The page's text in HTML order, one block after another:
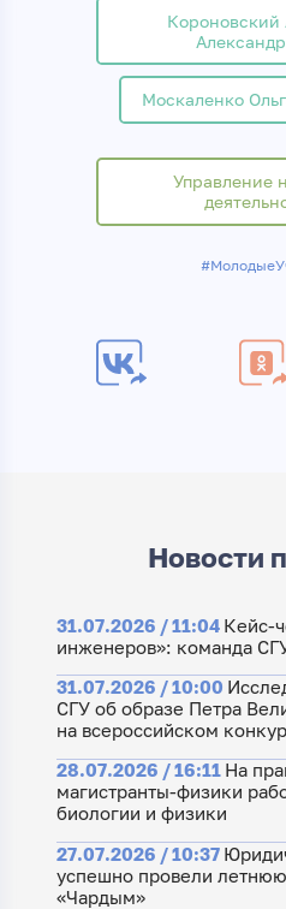
Короновский
Москаленко
Управление
Новости
31.07.2026 / 11:04 Кейс-
инженеров»: команда
31.07.2026 / 10:00
СГУ об образе Петра
на всероссийском
28.07.2026 / 16:11 На
магистранты-физики
биологии и физики
27.07.2026 / 10:37
успешно провели
«Чардым»